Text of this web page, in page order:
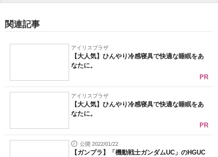
関連記事
アイリスプラザ
【大人気】ひんやり冷感寝具で快適な睡眠をあ
なたに。
PR
アイリスプラザ
【大人気】ひんやり冷感寝具で快適な睡眠をあ
なたに。
PR
公開 2022/01/22
【ガンプラ】「機動戦士ガンダムUC」のHGUC